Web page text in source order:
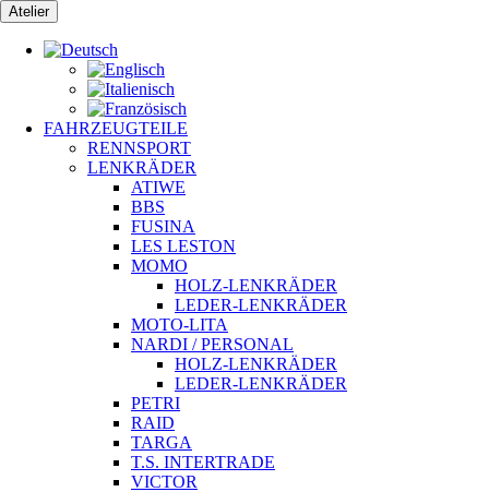
Zum
Inhalt
springen
Atelier
FAHRZEUGTEILE
RENNSPORT
LENKRÄDER
ATIWE
BBS
FUSINA
LES LESTON
MOMO
HOLZ-LENKRÄDER
LEDER-LENKRÄDER
MOTO-LITA
NARDI / PERSONAL
HOLZ-LENKRÄDER
LEDER-LENKRÄDER
PETRI
RAID
TARGA
T.S. INTERTRADE
VICTOR